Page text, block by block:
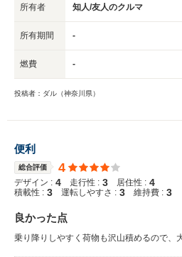
所有者 知人/友人のクルマ
所有期間 -
燃費 -
投稿者：ダル（神奈川県）
便利
総合評価 4
デザイン : 4 走行性 : 3 居住性 : 4
積載性 : 3 運転しやすさ : 3 維持費 : 3
良かった点
乗り降りしやすく荷物も沢山積めるので、